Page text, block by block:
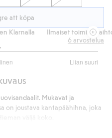
att köpa
Klarnalla Ilmaiset
Liian suuri
6 arvostelua
Mukavat ja
on joustava kantapäähihna, joka